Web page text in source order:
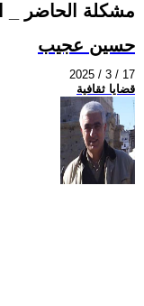
مشكلة الحاضر _
حسين عجيب
2025 / 3 / 17
قضايا ثقافية